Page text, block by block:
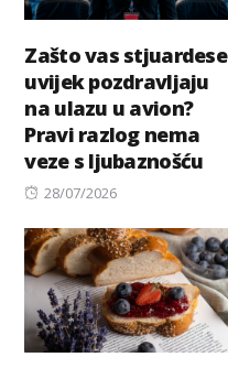
Zašto vas stjuardese
uvijek pozdravljaju
na ulazu u avion?
Pravi razlog nema
veze s ljubaznošću
Posted
28/07/2026